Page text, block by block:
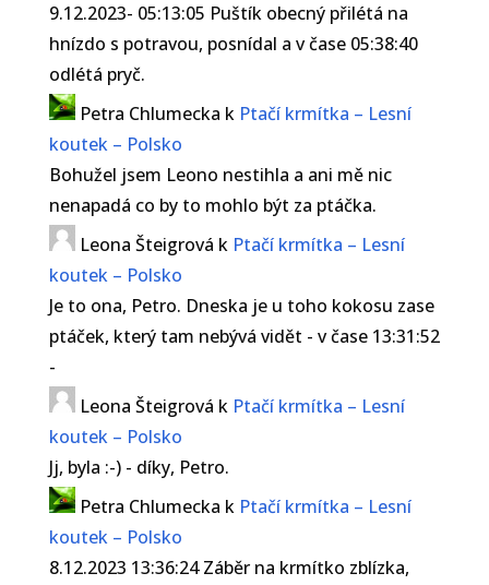
9.12.2023- 05:13:05 Puštík obecný přilétá na
hnízdo s potravou, posnídal a v čase 05:38:40
odlétá pryč.
Petra Chlumecka k Ptačí krmítka – Lesní
koutek – Polsko
Bohužel jsem Leono nestihla a ani mě nic
nenapadá co by to mohlo být za ptáčka.
Leona Šteigrová k Ptačí krmítka – Lesní
koutek – Polsko
Je to ona, Petro. Dneska je u toho kokosu zase
ptáček, který tam nebývá vidět - v čase 13:31:52
-
Leona Šteigrová k Ptačí krmítka – Lesní
koutek – Polsko
Jj, byla :-) - díky, Petro.
Petra Chlumecka k Ptačí krmítka – Lesní
koutek – Polsko
8.12.2023 13:36:24 Záběr na krmítko zblízka,